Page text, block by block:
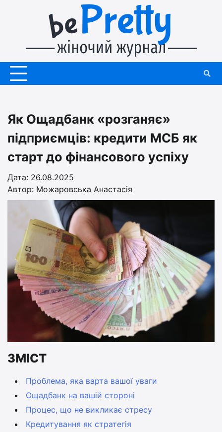
Як Ощадбанк «розганяє»
підприємців: кредити МСБ як
старт до фінансового успіху
Дата: 26.08.2025
Автор: Можаровська Анастасія
ЗМІСТ
Проблема, яка варта вашої уваги
Ощадбанк на вашій стороні
Процес, що не викликає стресу
Кредитування як стратегія